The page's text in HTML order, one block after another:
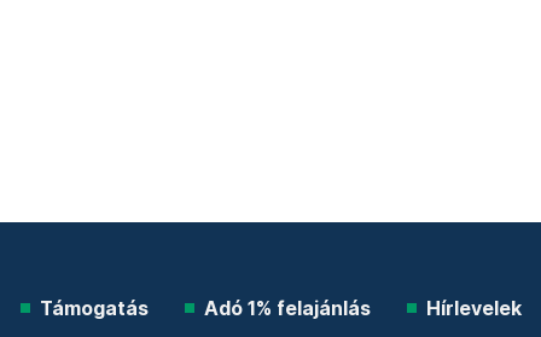
Támogatás Adó 1% felajánlás Hírlevelek